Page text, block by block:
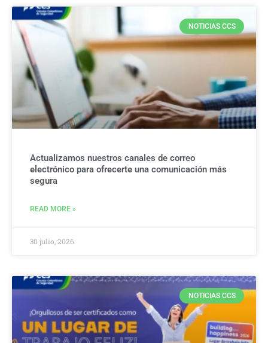
NOTICIAS CCS
Actualizamos nuestros canales de correo
electrónico para ofrecerte una comunicación más
segura
READ MORE »
30 julio, 2026
NOTICIAS CCS